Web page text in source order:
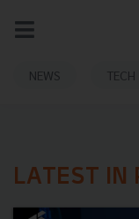
NEWS
LATEST IN